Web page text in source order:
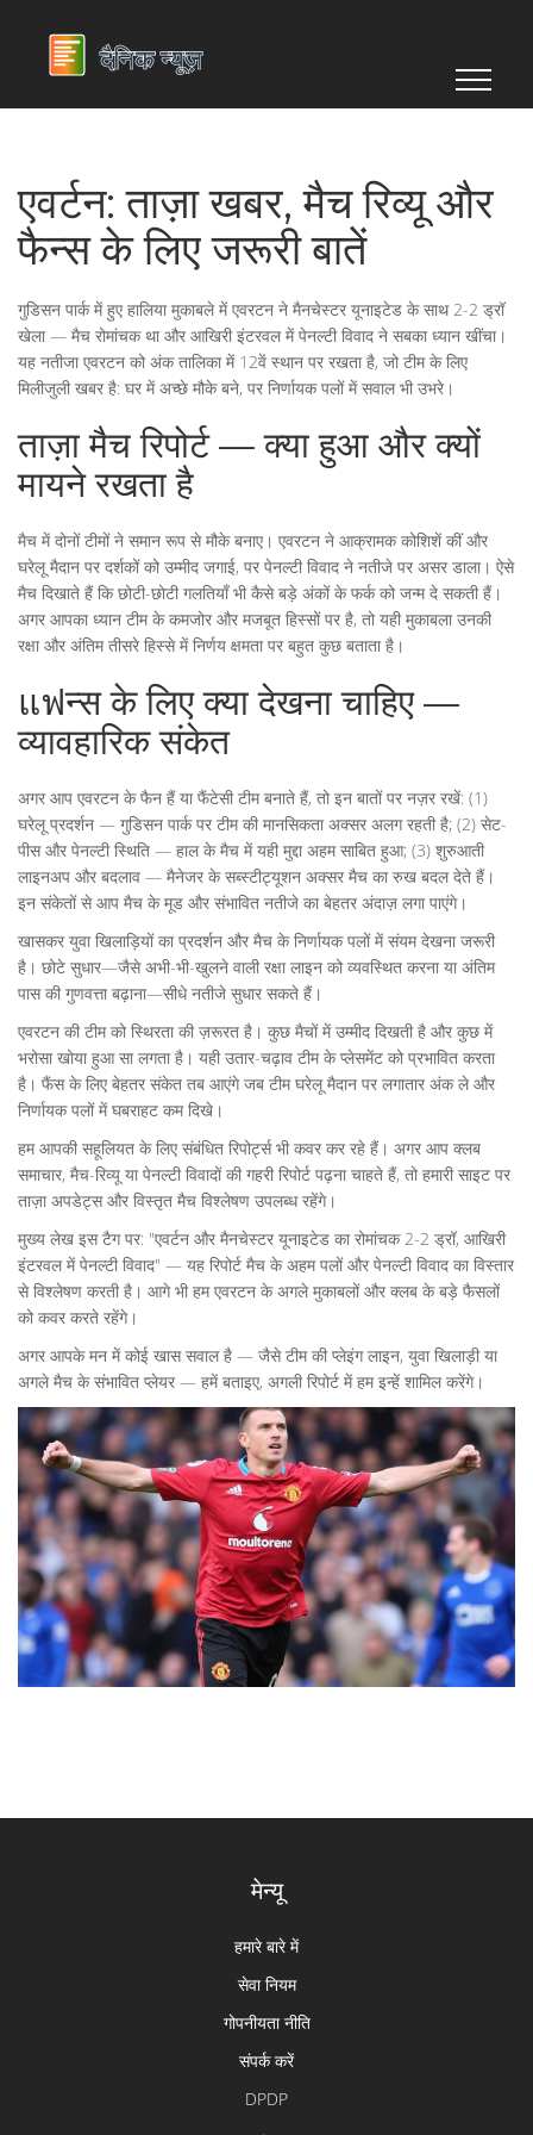
एवर्टन: ताज़ा खबर, मैच रिव्यू और
फैन्स के लिए जरूरी बातें
गुडिसन पार्क में हुए हालिया मुकाबले में एवरटन ने मैनचेस्टर यूनाइटेड के साथ 2-2 ड्रॉ
खेला — मैच रोमांचक था और आखिरी इंटरवल में पेनल्टी विवाद ने सबका ध्यान खींचा।
यह नतीजा एवरटन को अंक तालिका में 12वें स्थान पर रखता है, जो टीम के लिए
मिलीजुली खबर है: घर में अच्छे मौके बने, पर निर्णायक पलों में सवाल भी उभरे।
ताज़ा मैच रिपोर्ट — क्या हुआ और क्यों
मायने रखता है
मैच में दोनों टीमों ने समान रूप से मौके बनाए। एवरटन ने आक्रामक कोशिशें कीं और
घरेलू मैदान पर दर्शकों को उम्मीद जगाई, पर पेनल्टी विवाद ने नतीजे पर असर डाला। ऐसे
मैच दिखाते हैं कि छोटी-छोटी गलतियाँ भी कैसे बड़े अंकों के फर्क को जन्म दे सकती हैं।
अगर आपका ध्यान टीम के कमजोर और मजबूत हिस्सों पर है, तो यही मुकाबला उनकी
रक्षा और अंतिम तीसरे हिस्से में निर्णय क्षमता पर बहुत कुछ बताता है।
แฟन्स के लिए क्या देखना चाहिए —
व्यावहारिक संकेत
अगर आप एवरटन के फैन हैं या फैंटेसी टीम बनाते हैं, तो इन बातों पर नज़र रखें: (1)
घरेलू प्रदर्शन — गुडिसन पार्क पर टीम की मानसिकता अक्सर अलग रहती है; (2) सेट-
पीस और पेनल्टी स्थिति — हाल के मैच में यही मुद्दा अहम साबित हुआ; (3) शुरुआती
लाइनअप और बदलाव — मैनेजर के सब्स्टीट्यूशन अक्सर मैच का रुख बदल देते हैं।
इन संकेतों से आप मैच के मूड और संभावित नतीजे का बेहतर अंदाज़ लगा पाएंगे।
खासकर युवा खिलाड़ियों का प्रदर्शन और मैच के निर्णायक पलों में संयम देखना जरूरी
है। छोटे सुधार—जैसे अभी-भी-खुलने वाली रक्षा लाइन को व्यवस्थित करना या अंतिम
पास की गुणवत्ता बढ़ाना—सीधे नतीजे सुधार सकते हैं।
एवरटन की टीम को स्थिरता की ज़रूरत है। कुछ मैचों में उम्मीद दिखती है और कुछ में
भरोसा खोया हुआ सा लगता है। यही उतार-चढ़ाव टीम के प्लेसमेंट को प्रभावित करता
है। फैंस के लिए बेहतर संकेत तब आएंगे जब टीम घरेलू मैदान पर लगातार अंक ले और
निर्णायक पलों में घबराहट कम दिखे।
हम आपकी सहूलियत के लिए संबंधित रिपोर्ट्स भी कवर कर रहे हैं। अगर आप क्लब
समाचार, मैच-रिव्यू या पेनल्टी विवादों की गहरी रिपोर्ट पढ़ना चाहते हैं, तो हमारी साइट पर
ताज़ा अपडेट्स और विस्तृत मैच विश्लेषण उपलब्ध रहेंगे।
मुख्य लेख इस टैग पर: "एवर्टन और मैनचेस्टर यूनाइटेड का रोमांचक 2-2 ड्रॉ, आखिरी
इंटरवल में पेनल्टी विवाद" — यह रिपोर्ट मैच के अहम पलों और पेनल्टी विवाद का विस्तार
से विश्लेषण करती है। आगे भी हम एवरटन के अगले मुकाबलों और क्लब के बड़े फैसलों
को कवर करते रहेंगे।
अगर आपके मन में कोई खास सवाल है — जैसे टीम की प्लेइंग लाइन, युवा खिलाड़ी या
अगले मैच के संभावित प्लेयर — हमें बताइए, अगली रिपोर्ट में हम इन्हें शामिल करेंगे।
मेन्यू
हमारे बारे में
सेवा नियम
गोपनीयता नीति
संपर्क करें
DPDP